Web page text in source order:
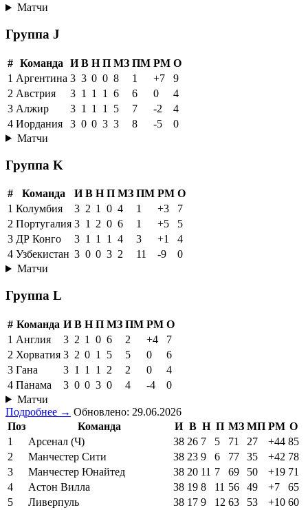
Матчи
Группа J
# Команда И В Н П МЗ ПМ РМ О
1 Аргентина 3 3 0 0 8 1 +7
9
2 Австрия 3 1 1 1 6 6 0
4
3 Алжир 3 1 1 1 5 7 -2
4
4 Иордания 3 0 0 3 3 8 -5
0
Матчи
Группа K
# Команда И В Н П МЗ ПМ РМ О
1 Колумбия 3 2 1 0 4 1 +3
7
2 Португалия 3 1 2 0 6 1 +5
5
3 ДР Конго 3 1 1 1 4 3 +1
4
4 Узбекистан 3 0 0 3 2 11 -9
0
Матчи
Группа L
# Команда И В Н П МЗ ПМ РМ О
1 Англия 3 2 1 0 6 2 +4
7
2 Хорватия 3 2 0 1 5 5 0
6
3 Гана 3 1 1 1 2 2 0
4
4 Панама 3 0 0 3 0 4 -4
0
Матчи
Подробнее → Обновлено: 29.06.2026
Поз
Команда И В Н П МЗ МП РМ О
1
Арсенал (Ч) 38 26 7 5 71 27 +44 85
2
Манчестер Сити 38 23 9 6 77 35 +42 78
3
Манчестер Юнайтед 38 20 11 7 69 50 +19 71
4
Астон Вилла 38 19 8 11 56 49 +7
65
5
Ливерпуль 38 17 9 12 63 53 +10 60